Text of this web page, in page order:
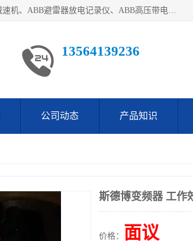
目前我们经销的优势产品主要如下：德国STOBER斯德博、伺服驱动器、电机、减速机、ABB避雷器放电记录仪、ABB高压带电指示器、模拟指示器、柜用照明灯、风机控制器、日本SSS阀门定位器；德国NORD诺德、德国SEW、ITT压力开关、ROSS、伦茨、WEST、ATOS、派克、SSS、三菱、 EVCO、 尤尼帕斯、日本三桥、三菱、威格士、KEB科比等等，品牌众多，无法一一列举！详情来电咨询
13564139236
公司动态 产品知识
斯德博变频器 工作
价格： 面议